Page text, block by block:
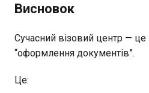
Висновок
Сучасний візовий центр —
“оформлення документів”.
Це: